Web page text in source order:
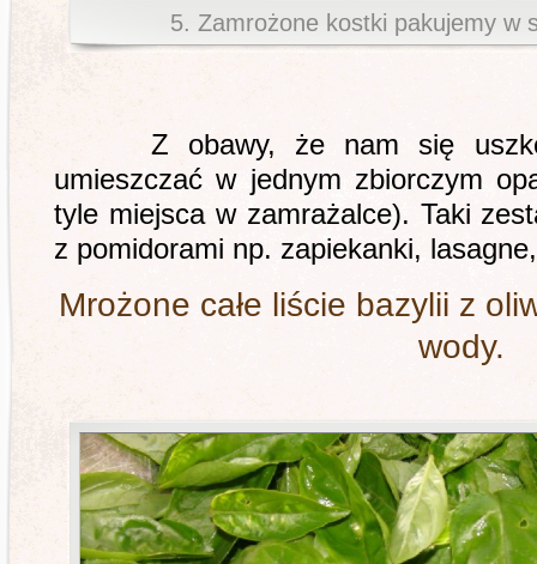
5. Zamrożone kostki pakujemy w
Z obawy, że nam się
umieszczać w jednym zbiorczym
tyle miejsca w zamrażalce). Taki
z pomidorami np. zapiekanki,
Mrożone całe liście bazylii z
wody.